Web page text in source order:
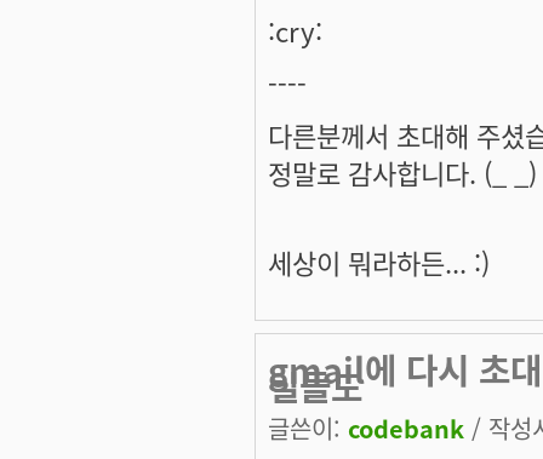
:cry:
----
다른분께서 초대해 주셨
정말로 감사합니다. (_ _)
세상이 뭐라하든... :)
gmail에 다시 초
일들도
글쓴이: codebank / 작성